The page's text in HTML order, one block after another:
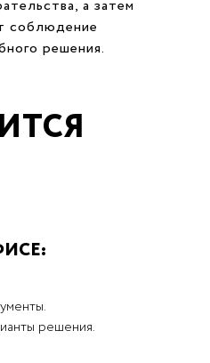
а затем
соблюдение
решения.
решения.